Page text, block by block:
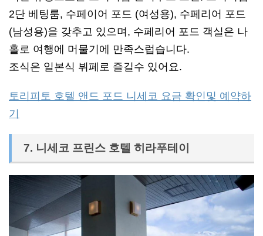
2단 베팅룸, 수페이어 포드 (여성용), 수페리어 포드
(남성용)을 갖추고 있으며, 수페리어 포드 객실은 나
홀로 여행에 머물기에 만족스럽습니다.
조식은 일본식 뷔페로 즐길수 있어요.
토리피토 호텔 앤드 포드 니세코 요금 확인및 예약하
기
7. 니세코 프린스 호텔 히라푸테이